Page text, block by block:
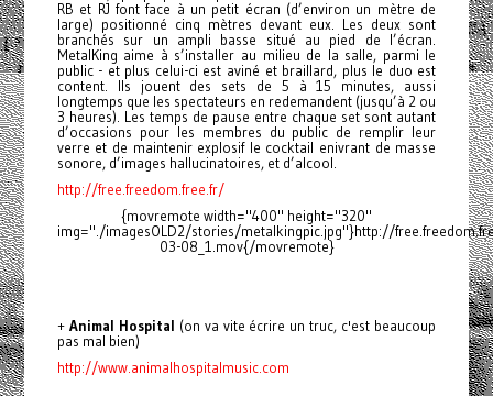
RB et RJ font face à un petit écran (d’environ un mètre de
large) positionné cinq mètres devant eux. Les deux sont
branchés sur un ampli basse situé au pied de l’écran.
MetalKing aime à s’installer au milieu de la salle, parmi le
public - et plus celui-ci est aviné et braillard, plus le duo est
content. Ils jouent des sets de 5 à 15 minutes, aussi
longtemps que les spectateurs en redemandent (jusqu’à 2 ou
3 heures). Les temps de pause entre chaque set sont autant
d’occasions pour les membres du public de remplir leur
verre et de maintenir explosif le cocktail enivrant de masse
sonore, d’images hallucinatoires, et d’alcool.
http://free.freedom.free.fr/
{movremote width="400" height="320"
img="./imagesOLD2/stories/metalkingpic.jpg"}http://
03-08_1.mov{/movremote}
+ Animal Hospital (on va vite écrire un truc, c'est beaucoup
pas mal bien)
http://www.animalhospitalmusic.com